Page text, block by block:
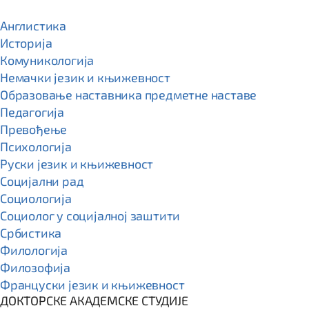
Англистика
Историја
Комуникологија
Немачки језик и књижевност
Образовање наставника предметне наставе
Педагогија
Превођење
Психологија
Руски језик и књижевност
Социјални рад
Социологија
Социолог у социјалној заштити
Србистика
Филологија
Филозофија
Француски језик и књижевност
ДОКТОРСКЕ АКАДЕМСКЕ СТУДИЈЕ